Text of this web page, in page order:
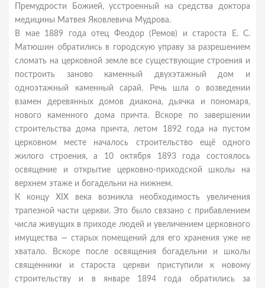
Премудрости Божией, усстроенный на средства доктора
медицины Матвея Яковлевича Мудрова.
В мае 1889 года отец Феодор (Ремов) и староста Е. С.
Матюшин обратились в городскую управу за разрешением
сломать на церковной земле все существующие строения и
построить заново каменный двухэтажный дом и
одноэтажный каменный сарай. Речь шла о возведении
взамен деревянных домов диакона, дьячка и пономаря,
нового каменного дома причта. Вскоре по завершении
строительства дома причта, летом 1892 года на пустом
церковном месте началось строительство ещё одного
жилого строения, а 10 октября 1893 года состоялось
освящение и открытие церковно-приходской школы на
верхнем этаже и богадельни на нижнем.
К концу XIX века возникла необходимость увеличения
трапезной части церкви. Это было связано с прибавлением
числа живущих в приходе людей и увеличением церковного
имущества — старых помещений для его хранения уже не
хватало. Вскоре после освящения богадельни и школы
священники и староста церкви приступили к новому
строительству и в январе 1894 года обратились за